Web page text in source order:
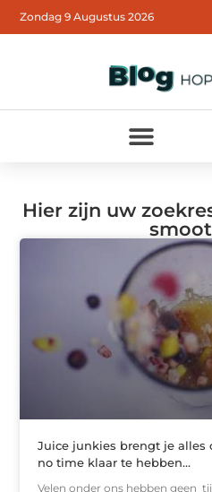
Zondag 9 Augustus 2026
Hier zijn uw
Juice junkies brengt je alles
no time klaar te hebben…
Velen onder ons hebben geen